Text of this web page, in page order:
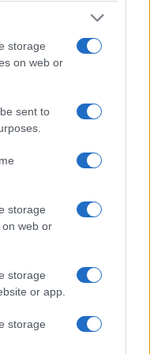
storage
on web or
sent to
storage
web or
storage
or app.
storage